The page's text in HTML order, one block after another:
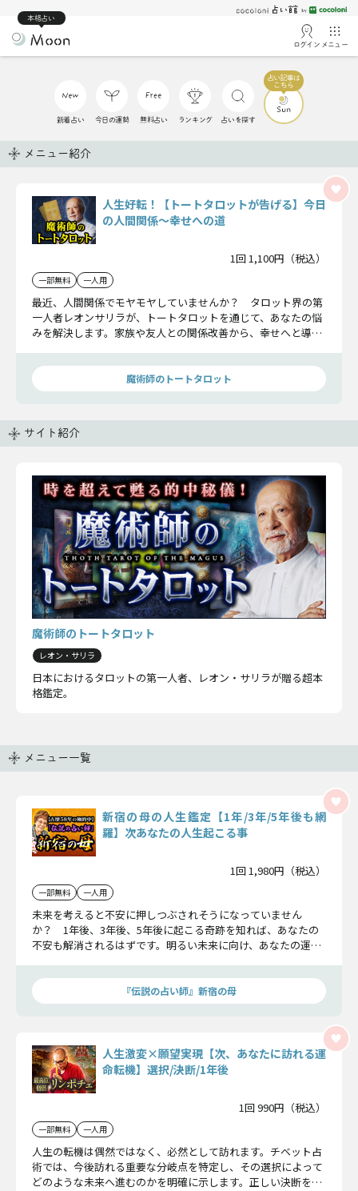
本格占い
ログイン メニュー
新着占い 今日の運勢 無料占い ランキング 占いを探す
メニュー紹介
人生好転！【トートタロットが告げる】今日
の人間関係〜幸せへの道
1回 1,100円（税込）
一部無料 一人用
最近、人間関係でモヤモヤしていませんか？ タロット界の第
一人者レオンサリラが、トートタロットを通じて、あなたの悩
みを解決します。家族や友人との関係改善から、幸せへと導く
ましょう。では早速みていきますね。
魔術師のトートタロット
サイト紹介
魔術師のトートタロット
レオン・サリラ
日本におけるタロットの第一人者、レオン・サリラが贈る超本
格鑑定。
メニュー一覧
新宿の母の人生鑑定【1年/3年/5年後も網
羅】次あなたの人生起こる事
1回 1,980円（税込）
一部無料 一人用
未来を考えると不安に押しつぶされそうになっていません
か？ 1年後、3年後、5年後に起こる奇跡を知れば、あなたの
不安も解消されるはずです。明るい未来に向け、あなたの運命
『伝説の占い師』新宿の母
人生激変×願望実現【次、あなたに訪れる運
命転機】選択/決断/1年後
1回 990円（税込）
一部無料 一人用
人生の転機は偶然ではなく、必然として訪れます。チベット占
術では、今後訪れる重要な分岐点を特定し、その選択によって
どのような未来へ進むのかを明確に示します。正しい決断を下